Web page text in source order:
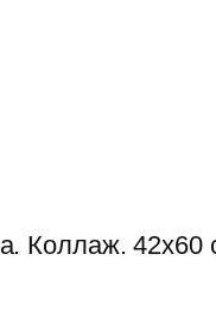
Коллаж. 42х60